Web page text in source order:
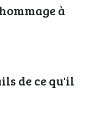
à
de ce qu'il